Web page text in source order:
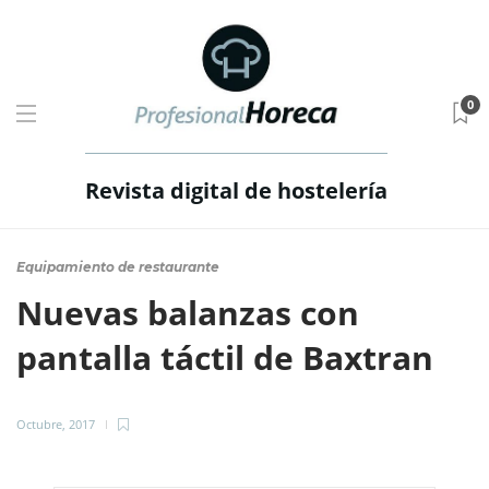
Revista digital de hostelería
0
Equipamiento de restaurante
Nuevas balanzas con
pantalla táctil de Baxtran
Octubre, 2017